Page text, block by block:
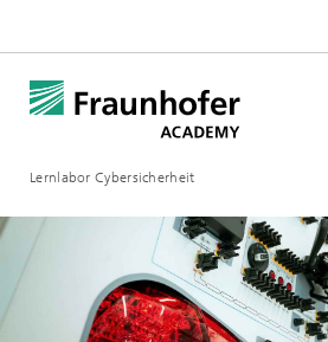
Lernlabor Cybersicherheit